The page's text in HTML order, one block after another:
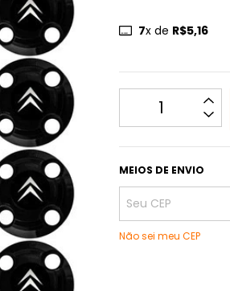
7x de R$5,16
MEIOS DE ENVIO
Não sei meu CEP